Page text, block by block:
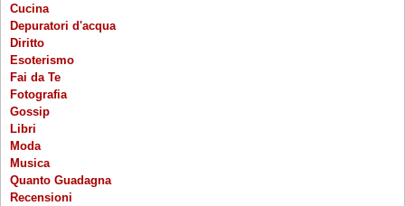
Cucina
Depuratori d'acqua
Diritto
Esoterismo
Fai da Te
Fotografia
Gossip
Libri
Moda
Musica
Quanto Guadagna
Recensioni